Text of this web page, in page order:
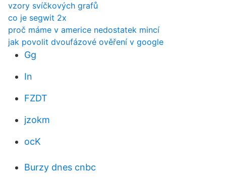
vzory svíčkových grafů
co je segwit 2x
proč máme v americe nedostatek mincí
jak povolit dvoufázové ověření v google
Gg
In
FZDT
jzokm
ocK
Burzy dnes cnbc